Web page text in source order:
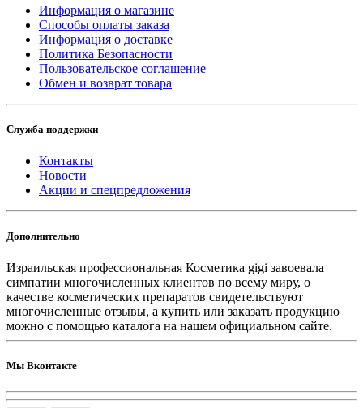
Информация о магазине
Способы оплаты заказа
Информация о доставке
Политика Безопасности
Пользовательское соглашение
Обмен и возврат товара
Служба поддержки
Контакты
Новости
Акции и спецпредложения
Дополнительно
Израильская профессиональная Косметика gigi завоевала
симпатии многочисленных клиентов по всему миру, о
качестве косметических препаратов свидетельствуют
многочисленные отзывы, а купить или заказать продукцию
можно с помощью каталога на нашем официальном сайте.
Мы Вконтакте